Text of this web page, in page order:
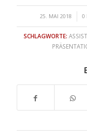
25. MAI 2018
/ 0
SCHLAGWORTE: